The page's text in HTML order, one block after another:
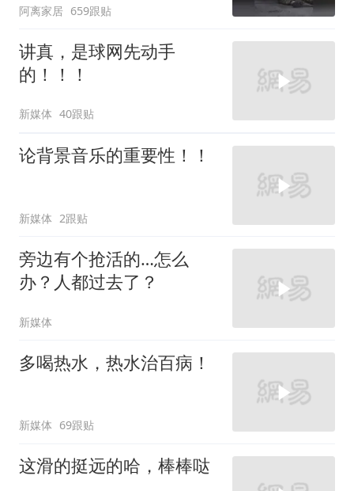
阿离家居 659跟贴
讲真，是球网先动手
的！！！
新媒体 40跟贴
论背景音乐的重要性！！
新媒体 2跟贴
旁边有个抢活的…怎么
办？人都过去了？
新媒体
多喝热水，热水治百病！
新媒体 69跟贴
这滑的挺远的哈，棒棒哒